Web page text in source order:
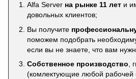
Alfa Server на рынке 11 лет и
довольных клиентов;
Вы получите
поможем подобрать
если вы не знаете, что вам
Собственное производство ,
(комлектующие любой рабочей